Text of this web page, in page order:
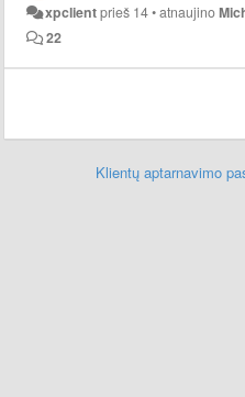
xpclientprieš 14•atnaujino
22
Klientų aptarnavimo